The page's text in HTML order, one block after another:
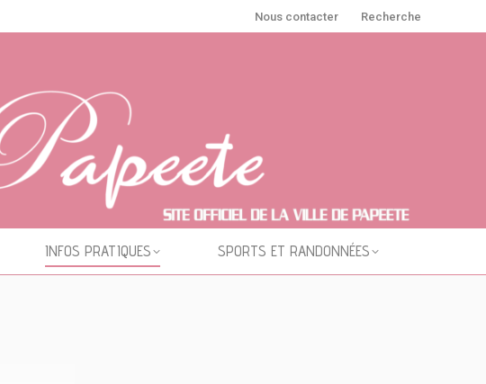
Nous contacter Recherche
INFOS PRATIQUES SPORTS ET RANDONNÉES